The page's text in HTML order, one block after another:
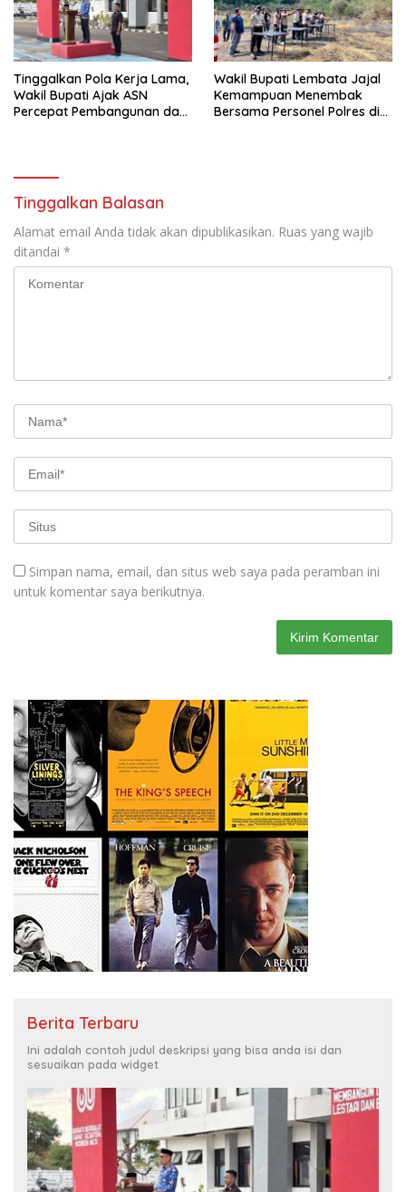
Tinggalkan Pola Kerja Lama,
Wakil Bupati Ajak ASN
Percepat Pembangunan dan
Wakil Bupati Lembata Jajal
Kemampuan Menembak
Bersama Personel Polres di
Tinggalkan Balasan
Alamat email Anda tidak akan dipublikasikan. Ruas yang wajib
ditandai *
Simpan nama, email, dan situs web saya pada peramban ini
untuk komentar saya berikutnya.
Berita Terbaru
Ini adalah contoh judul deskripsi yang bisa anda isi dan
sesuaikan pada widget